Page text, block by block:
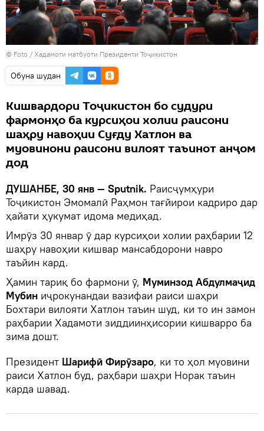
© Foto / Хадамоти матбуоти Президенти Тоҷикистон
Обуна шудан
Кишвардори Тоҷикистон бо судури
фармонҳо ба курсиҳои холии раисони
шаҳру навоҳии Суғду Хатлон ва
муовинони раисони вилоят таъинот анҷом
дод
ДУШАНБЕ, 30 янв — Sputnik. Раисҷумҳури
Тоҷикистон Эмомалӣ Раҳмон тағйирои кадриро дар
ҳайати ҳукумат идома медиҳад.
Имрӯз 30 январ ӯ дар курсиҳои холии раҳбарии 12
шаҳру навоҳии кишвар мансабдорони навро
таъйин кард.
Ҳамин тариқ бо фармони ӯ, Муминзод Абдулмаҷид
Мубин иҷрокунандаи вазифаи раиси шаҳри
Бохтари вилояти Хатлон таъин шуд, ки то ин замон
раҳбарии Хадамоти зиддиинҳисории кишварро ба
зима дошт.
Президент Шарифӣ Фирӯзаро, ки то ҳол муовини
раиси Хатлон буд, раҳбари шаҳри Норак таъин
карда шавад.